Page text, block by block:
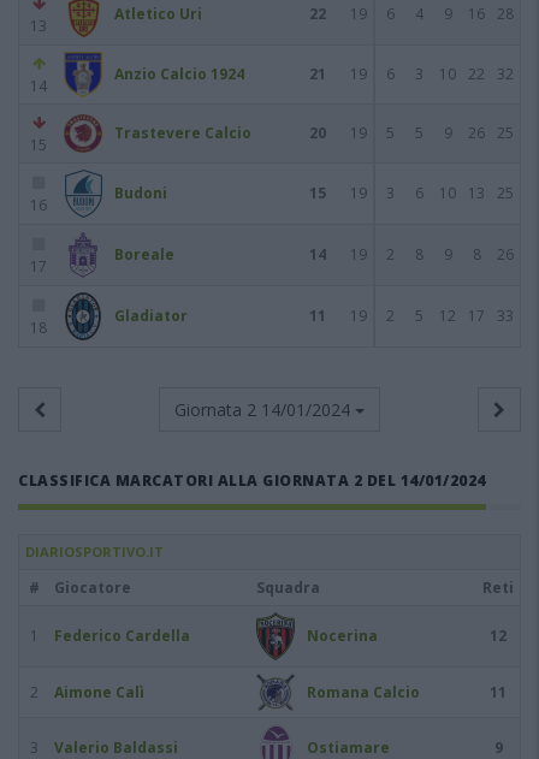
13
Atletico Uri 22 19 6 4 9 16 28
14
Anzio Calcio 1924 21 19 6 3 10 22 32
15
Trastevere Calcio 20 19 5 5 9 26 25
16
Budoni 15 19 3 6 10 13 25
17
Boreale 14 19 2 8 9 8 26
18
Gladiator 11 19 2 5 12 17 33
Giornata 2 14/01/2024
CLASSIFICA MARCATORI ALLA GIORNATA 2 DEL 14/01/2024
DIARIOSPORTIVO.IT
# Giocatore Squadra Reti
1 Federico Cardella Nocerina 12
2 Aimone Calì Romana Calcio 11
3 Valerio Baldassi Ostiamare 9